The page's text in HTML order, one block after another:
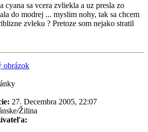
cyana sa vcera zvliekla a uz presla zo
do modrej ... myslim nohy, tak sa chcem
zvleku ? Pretoze som nejako stratil
27. Decembra 2005, 22:07
Žilina